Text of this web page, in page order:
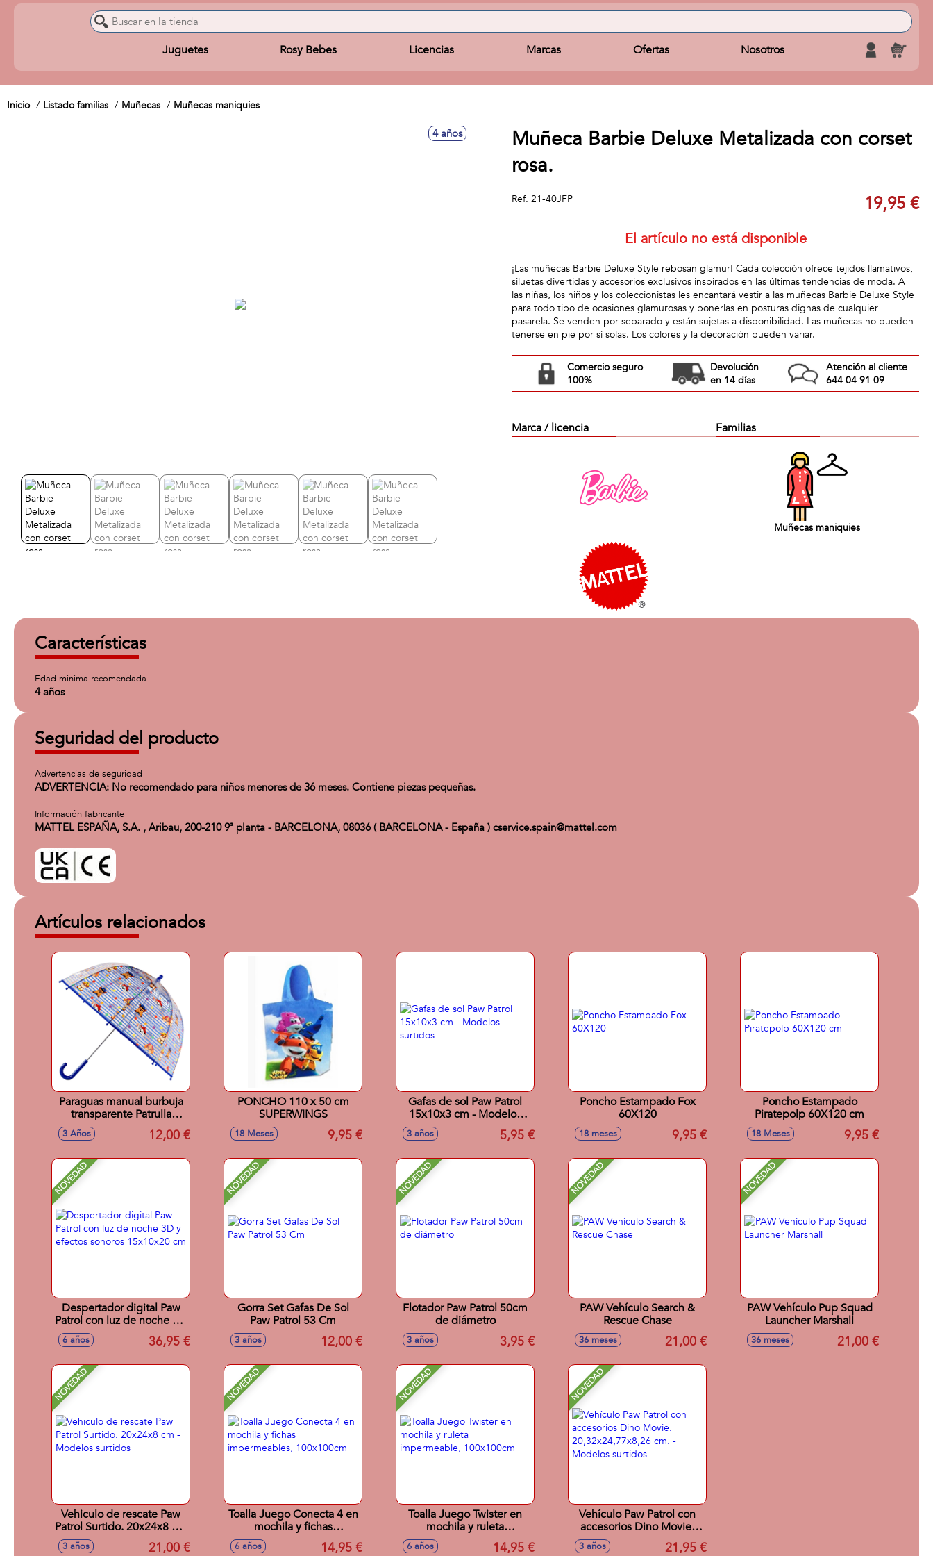
Juguetes Rosy Bebes Licencias Marcas Ofertas Nosotros
Inicio Listado familias Muñecas Muñecas maniquies
4 años
Muñeca Barbie Deluxe Metalizada con corset
rosa.
Ref. 21-40JFP 19,95 €
El artículo no está disponible
¡Las muñecas Barbie Deluxe Style rebosan glamur! Cada colección ofrece tejidos llamativos,
siluetas divertidas y accesorios exclusivos inspirados en las últimas tendencias de moda. A
las niñas, los niños y los coleccionistas les encantará vestir a las muñecas Barbie Deluxe Style
para todo tipo de ocasiones glamurosas y ponerlas en posturas dignas de cualquier
pasarela. Se venden por separado y están sujetas a disponibilidad. Las muñecas no pueden
tenerse en pie por sí solas. Los colores y la decoración pueden variar.
Comercio seguro
100%
Devolución
en 14 días
Atención al cliente
644 04 91 09
Marca / licencia Familias
Muñecas maniquies
Características
Edad minima recomendada
4 años
Seguridad del producto
Advertencias de seguridad
ADVERTENCIA: No recomendado para niños menores de 36 meses. Contiene piezas pequeñas.
Información fabricante
MATTEL ESPAÑA, S.A. , Aribau, 200-210 9ª planta - BARCELONA, 08036 ( BARCELONA - España ) cservice.spain@mattel.com
Artículos relacionados
Paraguas manual burbuja
transparente Patrulla
Canina Paw Patrol 48cm
3 Años 12,00 €
PONCHO 110 x 50 cm
SUPERWINGS
18 Meses 9,95 €
Gafas de sol Paw Patrol
15x10x3 cm - Modelos
3 años 5,95 €
Poncho Estampado Fox
60X120
18 meses 9,95 €
Poncho Estampado
Piratepolp 60X120 cm
18 Meses 9,95 €
NOVEDAD
Despertador digital Paw
Patrol con luz de noche 3D
y efectos sonoros
15x10x20 cm
6 años 36,95 €
NOVEDAD
Gorra Set Gafas De Sol
Paw Patrol 53 Cm
3 años 12,00 €
NOVEDAD
Flotador Paw Patrol 50cm
de diámetro
3 años 3,95 €
NOVEDAD
PAW Vehículo Search &
Rescue Chase
36 meses 21,00 €
NOVEDAD
PAW Vehículo Pup Squad
Launcher Marshall
36 meses 21,00 €
NOVEDAD
Vehiculo de rescate Paw
Patrol Surtido. 20x24x8 cm
- Modelos surtidos
3 años 21,00 €
NOVEDAD
Toalla Juego Conecta 4 en
mochila y fichas
impermeables,
100x100cm
6 años 14,95 €
NOVEDAD
Toalla Juego Twister en
mochila y ruleta
impermeable, 100x100cm
6 años 14,95 €
NOVEDAD
Vehículo Paw Patrol con
accesorios Dino Movie.
20,32x24,77x8,26 cm. -
Modelos surtidos
3 años 21,95 €